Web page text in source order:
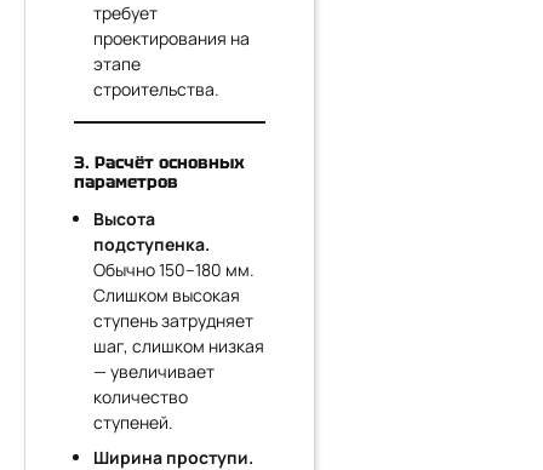
требует
проектирования на
этапе
строительства.
3. Расчёт основных
параметров
Высота
подступенка.
Обычно 150–180 мм.
Слишком высокая
ступень затрудняет
шаг, слишком низкая
— увеличивает
количество
ступеней.
Ширина проступи.